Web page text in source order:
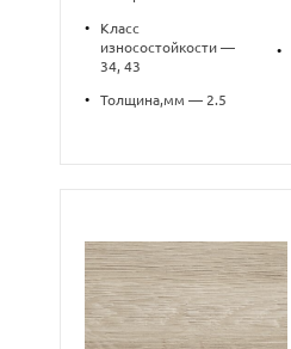
•
Класс
износостойкости —
34, 43
• Толщина,мм — 2.5
•